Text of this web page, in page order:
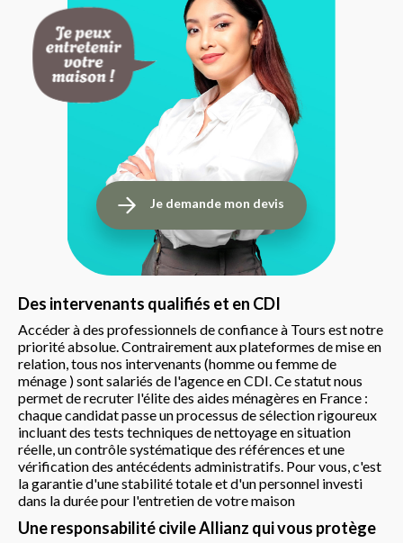
Je demande mon devis
Des intervenants qualifiés et en CDI
Accéder à des professionnels de confiance à Tours est notre
priorité absolue. Contrairement aux plateformes de mise en
relation, tous nos intervenants (homme ou femme de
ménage ) sont salariés de l'agence en CDI. Ce statut nous
permet de recruter l'élite des aides ménagères en France :
chaque candidat passe un processus de sélection rigoureux
incluant des tests techniques de nettoyage en situation
réelle, un contrôle systématique des références et une
vérification des antécédents administratifs. Pour vous, c'est
la garantie d'une stabilité totale et d'un personnel investi
dans la durée pour l'entretien de votre maison
Une responsabilité civile Allianz qui vous protège